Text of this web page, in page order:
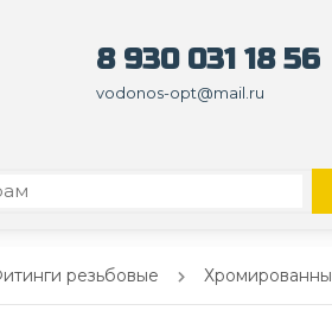
8 930 031 18 56
vodonos-opt@mail.ru
резьбовые